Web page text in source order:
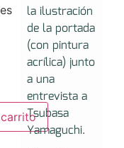
la ilustración
de la portada
(con pintura
acrílica) junto
a una
entrevista a
Tsubasa
Yamaguchi.